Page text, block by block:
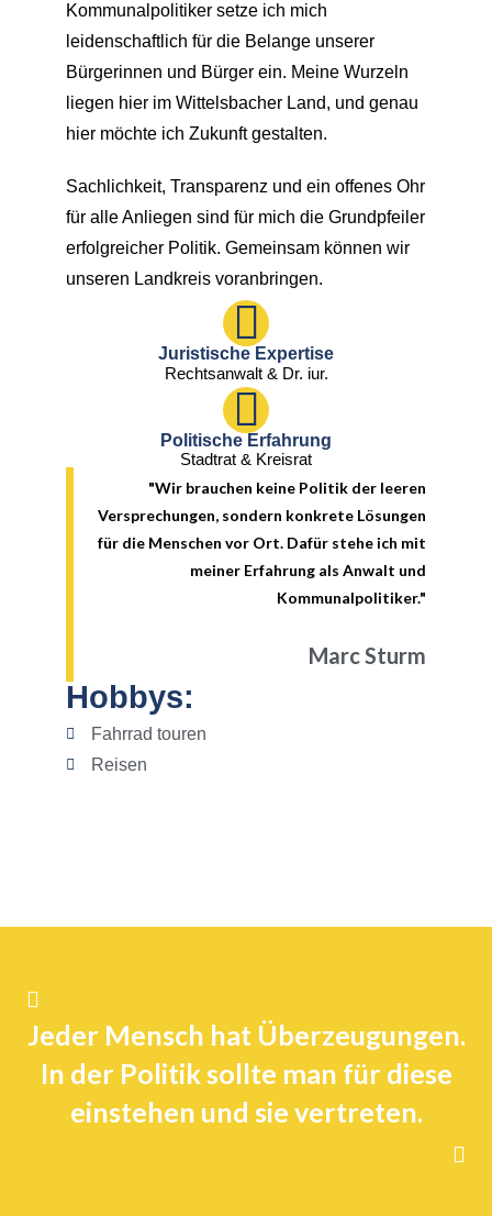
Kommunalpolitiker setze ich mich
leidenschaftlich für die Belange unserer
Bürgerinnen und Bürger ein. Meine Wurzeln
liegen hier im Wittelsbacher Land, und genau
hier möchte ich Zukunft gestalten.
Sachlichkeit, Transparenz und ein offenes Ohr
für alle Anliegen sind für mich die Grundpfeiler
erfolgreicher Politik. Gemeinsam können wir
unseren Landkreis voranbringen.
Juristische Expertise
Rechtsanwalt & Dr. iur.
Politische Erfahrung
Stadtrat & Kreisrat
"Wir brauchen keine Politik der leeren
Versprechungen, sondern konkrete Lösungen
für die Menschen vor Ort. Dafür stehe ich mit
meiner Erfahrung als Anwalt und
Kommunalpolitiker."
Marc Sturm
Hobbys:
Fahrrad touren
Reisen
Jeder Mensch hat Überzeugungen.
In der Politik sollte man für diese
einstehen und sie vertreten.